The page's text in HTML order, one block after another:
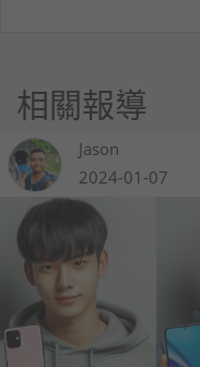
相關報導
Jason
2024-01-07